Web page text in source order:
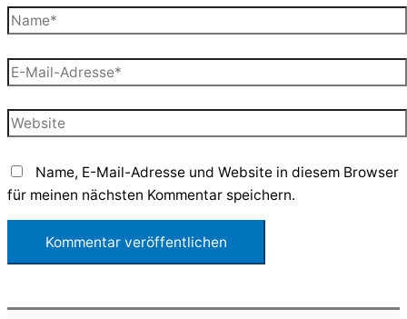
Name*
E-
Mail-
Adresse*
Website
Name, E-Mail-Adresse und Website in diesem Browser
für meinen nächsten Kommentar speichern.